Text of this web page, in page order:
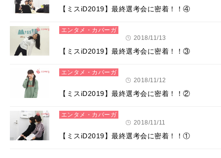
【ミスiD2019】最終選考会に密着！！④
エンタメ・カバーガ
2018/11/13
【ミスiD2019】最終選考会に密着！！③
エンタメ・カバーガ
2018/11/12
【ミスiD2019】最終選考会に密着！！②
エンタメ・カバーガ
2018/11/11
【ミスiD2019】最終選考会に密着！！①